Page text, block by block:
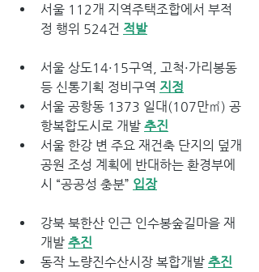
서울 112개 지역주택조합에서 부적
정 행위 524건 적발
서울 상도14·15구역, 고척·가리봉동
등 신통기획 정비구역 지정
서울 공항동 1373 일대(107만㎡) 공
항복합도시로 개발 추진
서울 한강 변 주요 재건축 단지의 덮개
공원 조성 계획에 반대하는 환경부에
시 “공공성 충분” 입장
강북 북한산 인근 인수봉숲길마을 재
개발 추진
동작 노량진수산시장 복합개발 추진